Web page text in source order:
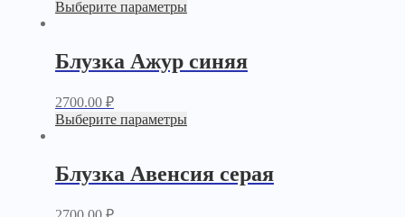
Выберите параметры
Блузка Ажур синяя
2700.00 ₽
Выберите параметры
Блузка Авенсия серая